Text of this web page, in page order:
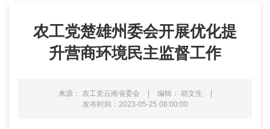
农工党楚雄州委会开展优化提
升营商环境民主监督工作
来源： 农工党云南省委会 | 编辑： 胡文生
|
发布时间：2023-05-25 08:00:00